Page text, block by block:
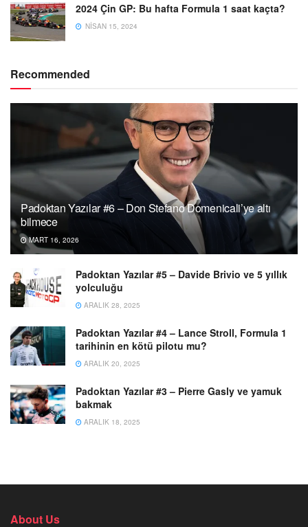
2024 Çin GP: Bu hafta Formula 1 saat kaçta?
NISAN 15, 2024
Recommended
Padoktan Yazılar #6 – Don Stefano Domenicali’ye altı
bilmece
MART 16, 2026
Padoktan Yazılar #5 – Davide Brivio ve 5 yıllık
yolculuğu
ARALIK 28, 2025
Padoktan Yazılar #4 – Lance Stroll, Formula 1
tarihinin en kötü pilotu mu?
ARALIK 20, 2025
Padoktan Yazılar #3 – Pierre Gasly ve yamuk
bakmak
ARALIK 18, 2025
About Us